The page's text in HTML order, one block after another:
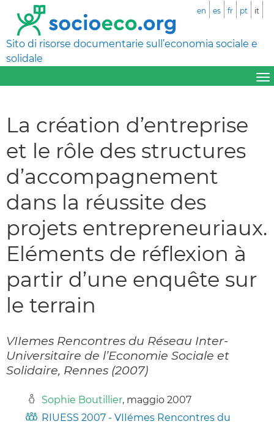
Sito di risorse documentarie sull’economia sociale e
solidale
en es fr pt it
La création d’entreprise
et le rôle des structures
d’accompagnement
dans la réussite des
projets entrepreneuriaux.
Eléments de réflexion à
partir d’une enquête sur
le terrain
VIIemes Rencontres du Réseau Inter-
Universitaire de l’Economie Sociale et
Solidaire, Rennes (2007)
Sophie Boutillier, maggio 2007
RIUESS 2007 - VIIémes Rencontres du